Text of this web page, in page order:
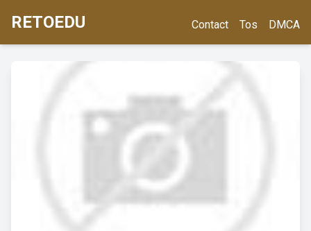
RETOEDU Contact Tos DMCA